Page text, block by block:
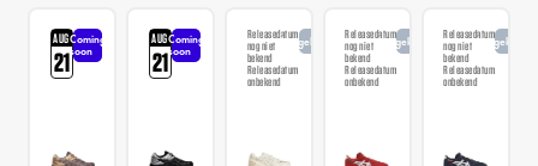
AUG
21
Coming
soon
AUG
21
Coming
soon
Releasedatum
nog niet
bekend
Releasedatum
onbekend
AangekondigdReleasedatum
nog niet
bekend
Releasedatum
onbekend
AangekondigdReleasedatum
nog niet
bekend
Releasedatum
onbekend